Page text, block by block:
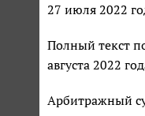
27 июля 2022
Полный текст
августа 2022
Арбитражный